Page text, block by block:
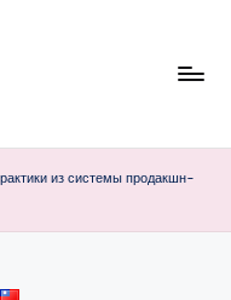
из системы продакшн-